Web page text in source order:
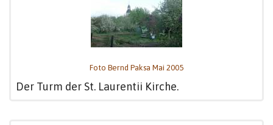
Foto Bernd Paksa Mai 2005
Der Turm der St. Laurentii Kirche.